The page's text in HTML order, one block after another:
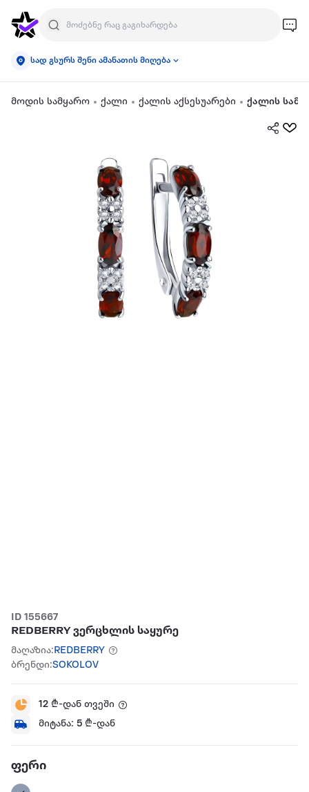
სად გსურს შენი ამანათის მიღება
მოდის სამყარო ქალი ქალის აქსესუარები ქალის
ID 155667
REDBERRY ვერცხლის საყურე
მაღაზია: REDBERRY
ბრენდი:SOKOLOV
12 ₾-დან თვეში
მიტანა: 5 ₾-დან
ფერი